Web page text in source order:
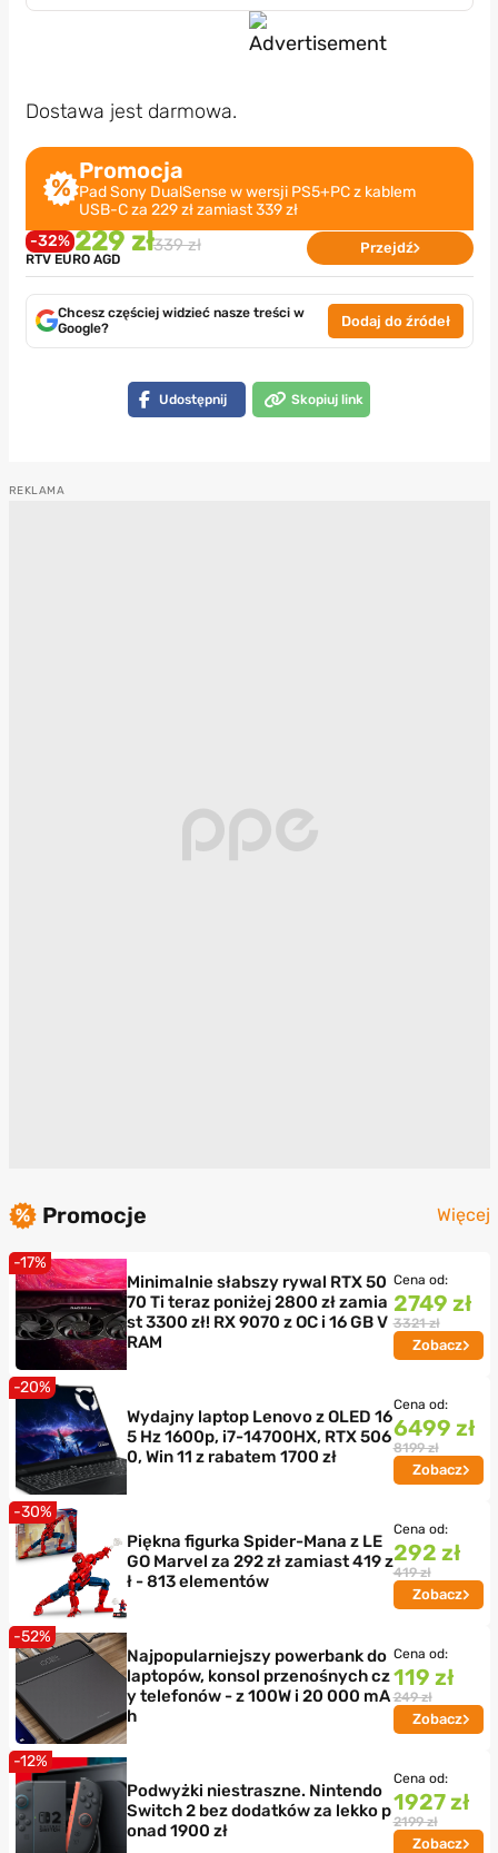
Dostawa jest darmowa.
Promocja
Pad Sony DualSense w wersji PS5+PC z kablem
USB-C za 229 zł zamiast 339 zł
-32% 229 zł339 zł
RTV EURO AGD
Przejdź
Chcesz częściej widzieć nasze treści w
Google?
Dodaj do źródeł
Udostępnij Skopiuj link
Promocje Więcej
Minimalnie słabszy rywal RTX 50
70 Ti teraz poniżej 2800 zł zamia
st 3300 zł! RX 9070 z OC i 16 GB V
RAM
-17%
Cena od:
2749 zł
3321 zł
Zobacz
Wydajny laptop Lenovo z OLED 16
5 Hz 1600p, i7-14700HX, RTX 506
0, Win 11 z rabatem 1700 zł
-20%
Cena od:
6499 zł
8199 zł
Zobacz
Piękna figurka Spider-Mana z LE
GO Marvel za 292 zł zamiast 419 z
ł - 813 elementów
-30%
Cena od:
292 zł
419 zł
Zobacz
Najpopularniejszy powerbank do
laptopów, konsol przenośnych cz
y telefonów - z 100W i 20 000 mA
h
-52%
Cena od:
119 zł
249 zł
Zobacz
Podwyżki niestraszne. Nintendo
Switch 2 bez dodatków za lekko p
onad 1900 zł
-12%
Cena od:
1927 zł
2199 zł
Zobacz